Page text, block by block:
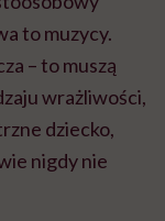
to muzycy.
– to muszą
wrażliwości,
dziecko,
nigdy nie